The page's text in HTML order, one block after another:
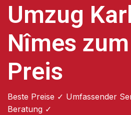
Umzug
Nîmes
Preis
Beste Preise ✓ Umfassender
Beratung ✓